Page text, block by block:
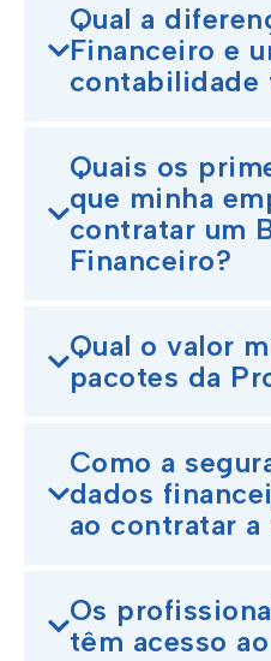
Qual a
Financeiro e
contabilidade
Quais os
que minha
contratar um
Financeiro?
Qual o valor
pacotes da
Como a
dados
ao contratar a
Os
têm acesso